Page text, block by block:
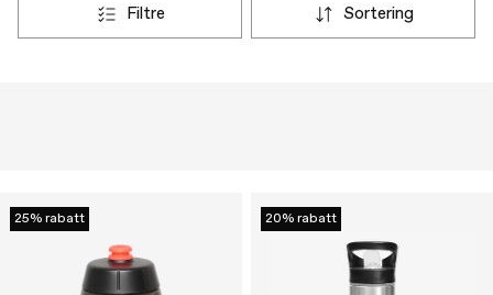
filtre sortering
25% rabatt 20% rabatt